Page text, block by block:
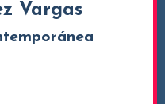
Vargas